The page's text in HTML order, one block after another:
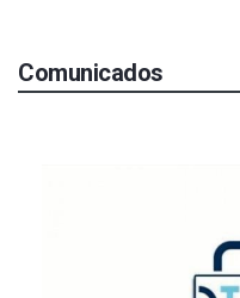
Comunicados